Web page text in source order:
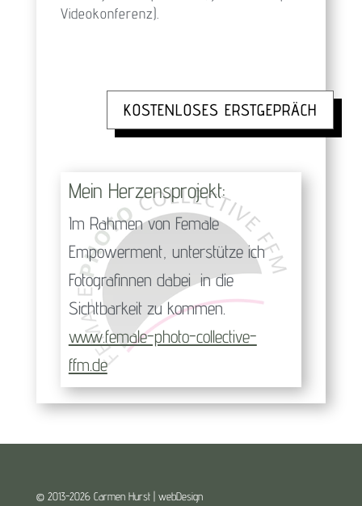
Videokonferenz).
KOSTENLOSES ERSTGEPRÄCH
Mein Herzensprojekt:
Im Rahmen von Female
Empowerment, unterstütze ich
Fotografinnen dabei in die
Sichtbarkeit zu kommen.
www.female-photo-collective-
ffm.de
© 2013-2026 Carmen Hurst | webDesign